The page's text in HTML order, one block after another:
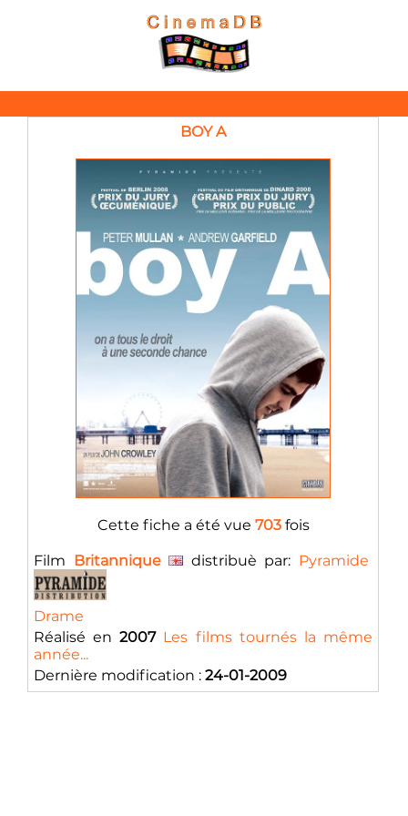
BOY A
Cette fiche a été vue 703fois
Film Britannique distribuè par: Pyramide
Drame
Réalisé en2007 Les films tournés la même
année...
Dernière modification : 24-01-2009